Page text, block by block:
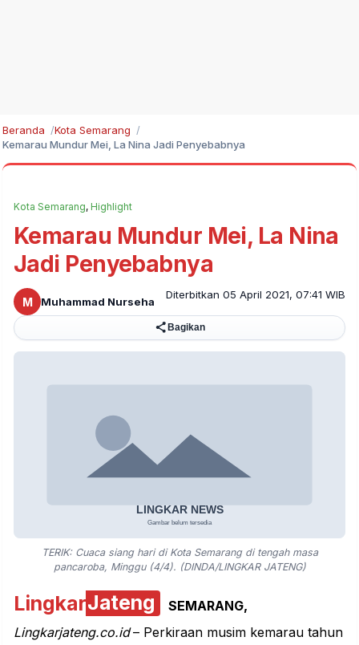
Beranda
Kota Semarang
Kemarau Mundur Mei, La Nina Jadi Penyebabnya
Kota Semarang, Highlight
Kemarau Mundur Mei, La Nina
Jadi Penyebabnya
M Muhammad Nurseha
Diterbitkan 05 April 2021, 07:41 WIB
Bagikan
TERIK: Cuaca siang hari di Kota Semarang di tengah masa
pancaroba, Minggu (4/4). (DINDA/LINGKAR JATENG)
LingkarJateng
SEMARANG,
Lingkarjateng.co.⁯id – Perkiraan musim kemarau tahun